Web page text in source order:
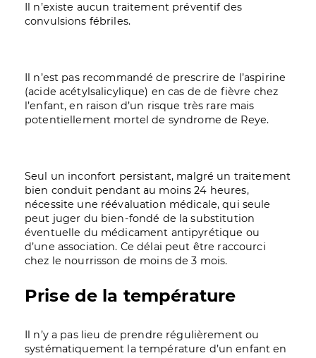
Il n’existe aucun traitement préventif des
convulsions fébriles.
Il n’est pas recommandé de prescrire de l’aspirine
(acide acétylsalicylique) en cas de de fièvre chez
l’enfant, en raison d’un risque très rare mais
potentiellement mortel de syndrome de Reye.
Seul un inconfort persistant, malgré un traitement
bien conduit pendant au moins 24 heures,
nécessite une réévaluation médicale, qui seule
peut juger du bien-fondé de la substitution
éventuelle du médicament antipyrétique ou
d’une association. Ce délai peut être raccourci
chez le nourrisson de moins de 3 mois.
Prise de la température
Il n’y a pas lieu de prendre régulièrement ou
systématiquement la température d’un enfant en